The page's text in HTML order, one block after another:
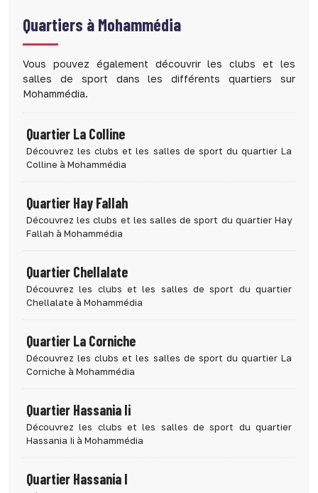
Quartiers à Mohammédia
Vous pouvez également découvrir les clubs et les
salles de sport dans les différents quartiers sur
Mohammédia.
Quartier La Colline
Découvrez les clubs et les salles de sport du quartier La
Colline à Mohammédia
Quartier Hay Fallah
Découvrez les clubs et les salles de sport du quartier Hay
Fallah à Mohammédia
Quartier Chellalate
Découvrez les clubs et les salles de sport du quartier
Chellalate à Mohammédia
Quartier La Corniche
Découvrez les clubs et les salles de sport du quartier La
Corniche à Mohammédia
Quartier Hassania Ii
Découvrez les clubs et les salles de sport du quartier
Hassania Ii à Mohammédia
Quartier Hassania I